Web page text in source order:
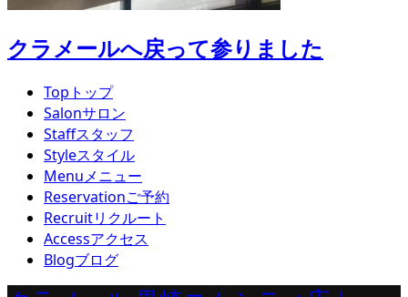
クラメールへ戻って参りました
Top トップ
Salonサロン
Staffスタッフ
Styleスタイル
Menuメニュー
Reservationご予約
Recruitリクルート
Accessアクセス
Blogブログ